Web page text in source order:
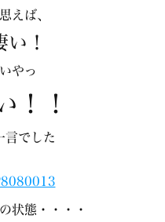
えば、
い！
いやっ
！！
言でした
状態・・・・